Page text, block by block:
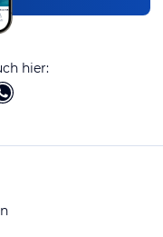
hier: